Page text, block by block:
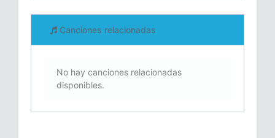
Canciones relacionadas
No hay canciones relacionadas
disponibles.